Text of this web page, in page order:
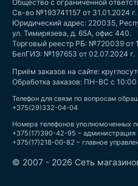
Общество с ограниченной
Св-во №193741157 от 31.01.2024
Юридический адрес: 220035,
ул. Тимирязева, д. 65А, офис 440.
Торговый реестр РБ: №720039 от
БелГИЭ: №197653 от 02.07.2024 г.
Приём заказов на сайте:
Обработка заказов: ПН-ВС с 10:00
Телефон для связи по вопросам
+375(29)332-04-04
Номера телефонов уполномоченных
+375(17)390-42-95 – администрация
+375(17)218-00-82 – главное
© 2007 - 2026 Сеть